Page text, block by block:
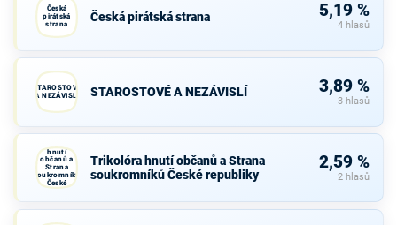
Česká
pirátská
strana
Česká pirátská strana 5,19 %
4 hlasů
STAROSTOVÉ
A NEZÁVISLÍ
STAROSTOVÉ A NEZÁVISLÍ 3,89 %
3 hlasů
hnutí
občanů a
Strana
soukromníků
České
republiky
Trikolóra hnutí občanů a Strana
soukromníků České republiky
2,59 %
2 hlasů